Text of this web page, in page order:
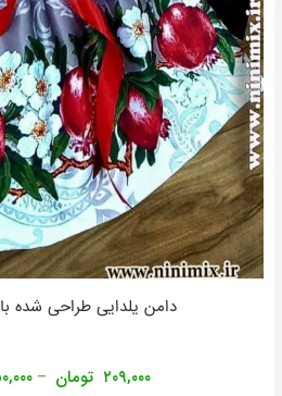
دامن یلدایی طراحی شده
۲۰۹,۰۰۰ تومان –